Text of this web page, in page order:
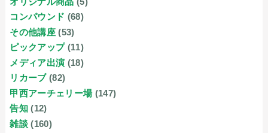
コンパウンド (68)
その他講座 (53)
ピックアップ (11)
メディア出演 (18)
リカーブ (82)
甲西アーチェリー場 (147)
告知 (12)
雑談 (160)